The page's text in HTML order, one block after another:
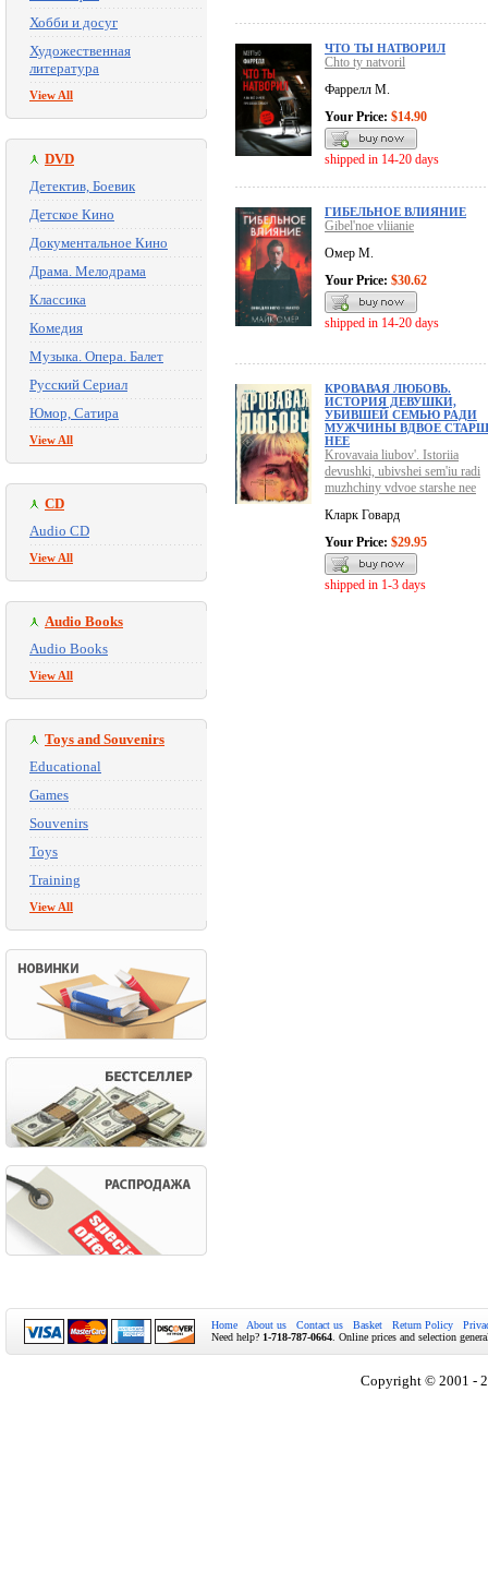
Хобби и досуг
Художественная
литература
View All
DVD
Детектив, Боевик
Детское Кино
Документальное Кино
Драма. Мелодрама
Классика
Комедия
Музыка. Опера. Балет
Русский Сериал
Юмор, Сатира
View All
CD
Audio CD
View All
Audio Books
Audio Books
View All
Toys and Souvenirs
Educational
Games
Souvenirs
Toys
Training
View All
ЧТО ТЫ НАТВОРИЛ
Chto ty natvoril
Фаррелл М.
Your Price: $14.90
shipped in 14-20 days
ГИБЕЛЬНОЕ ВЛИЯНИЕ
Gibel'noe vliianie
Омер М.
Your Price: $30.62
shipped in 14-20 days
КРОВАВАЯ ЛЮБОВЬ.
ИСТОРИЯ ДЕВУШКИ,
УБИВШЕЙ СЕМЬЮ РАДИ
МУЖЧИНЫ ВДВОЕ
НЕЕ
Krovavaia liubov'. Istoriia
devushki, ubivshei sem'iu radi
muzhchiny vdvoe starshe nee
Кларк Говард
Your Price: $29.95
shipped in 1-3 days
Home About us Contact us Basket Return Policy
Need help? 1-718-787-0664 . Online prices and selection
Copyright © 2001 -